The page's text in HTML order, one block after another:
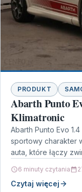
PRODUKT
Abarth Punto
Klimatronic
Abarth Punto Evo
sportowy charakter
auta, które łączy
6 minuty czytania
Czytaj więcej